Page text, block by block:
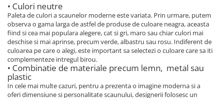
• Culori neutre
Paleta de culori a scaunelor moderne este variata. Prin urmare, putem
observa o gama larga de astfel de produse de culoare neagra, aceasta
fiind si cea mai populara alegere, cat si gri, maro sau chiar culori mai
deschise si mai aprinse, precum verde, albastru sau rosu. Indiferent de
culoarea pe care o alegi, este important sa selectezi o culoare care sa iti
complementeze intregul birou.
• Combinatie de materiale precum lemn, metal sau
plastic
In cele mai multe cazuri, pentru a prezenta o imagine moderna si a
oferi dimensiune si personalitate scaunului, designerii folosesc un